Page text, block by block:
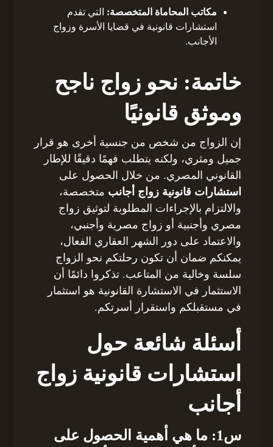
مكاتب المحاماة المتخصصة: التي تقدم
استشارات قانونية في قضايا الأسرة وزواج
الأجانب.
خاتمة: نحو زواج ناجح
وموثق قانونيًا
إن الزواج من شخص من جنسية أخرى هو قرار
جميل ومثري، ولكنه يتطلب فهمًا دقيقًا للإطار
القانوني المصري. من خلال الحصول على
استشارات قانونية زواج أجانب متخصصة،
والالتزام بالإجراءات المطلوبة لتوثيق زواج
مصري وأجنبية أو زواج مصرية وأجنبي،
والاعتماد على دور الشهر العقاري الفعال،
يمكنكم ضمان أن تكون رحلتكم نحو الزواج
سلسة وخالية من المتاعب. تذكروا دائمًا أن
الاستثمار في الاستشارة القانونية هو استثمار
في مستقبلكم واستقرار أسرتكم.
أسئلة شائعة حول
استشارات قانونية زواج
أجانب
س1: ما هي أهمية الحصول على